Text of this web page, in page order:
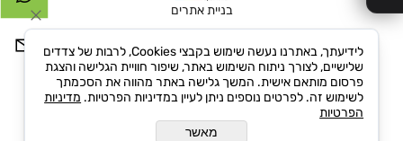
בניית אתרים
לידיעתך, באתרנו נעשה שימוש בקבצי Cookies, לרבות של צדדים
שלישיים, לצורך ניתוח השימוש באתר, שיפור חוויית הגלישה והצגת
פרסום מותאם אישית. המשך גלישה באתר מהווה את הסכמתך
לשימוש זה. לפרטים נוספים ניתן לעיין במדיניות הפרטיות. מדיניות
הפרטיות
מאשר